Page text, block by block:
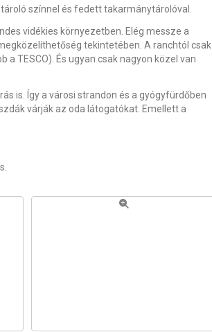
színnel és fedett takarmánytárolóval.
vidékies környezetben. Elég messze a
tekintetében. A ranchtól csak
a TESCO). És ugyan csak nagyon közel van
is. Így a városi strandon és a gyógyfürdőben
várják az oda látogatókat. Emellett a